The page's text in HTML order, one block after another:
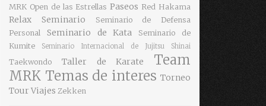
MRK Open de las Estrellas Paseos Red Hakama
Relax Seminario
Seminario de Defensa
Personal
Seminario de Kata
Seminario de
Kumite
Seminario Internacional de Jujitsu Shinai
Taekwondo Taller de Karate
Team
MRK Temas de interes Torneo
Tour Viajes Zekken